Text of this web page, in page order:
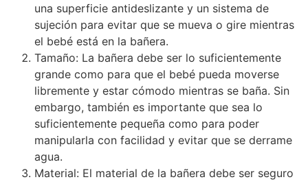
una superficie antideslizante y un sistema de
sujeción para evitar que se mueva o gire mientras
el bebé está en la bañera.
Tamaño: La bañera debe ser lo suficientemente
grande como para que el bebé pueda moverse
libremente y estar cómodo mientras se baña. Sin
embargo, también es importante que sea lo
suficientemente pequeña como para poder
manipularla con facilidad y evitar que se derrame
agua.
Material: El material de la bañera debe ser seguro